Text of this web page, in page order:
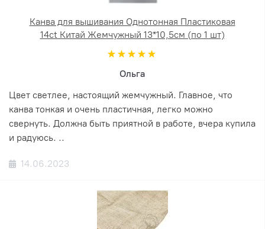
Канва для вышивания Однотонная Пластиковая
14ct Китай Жемчужный 13*10,5см (по 1 шт)
Ольга
Цвет светлее, настоящий жемчужный. Главное, что
канва тонкая и очень пластичная, легко можно
свернуть. Должна быть приятной в работе, вчера купила
и радуюсь. ..
14.06.2023